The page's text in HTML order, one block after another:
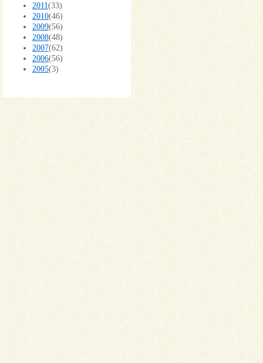
2011(33)
2010(46)
2009(56)
2008(48)
2007(62)
2006(56)
2005(3)